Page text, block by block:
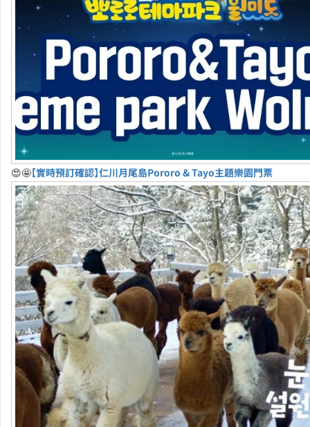
😍🤩【實時預訂確認】仁川月尾島Pororo & Tayo主題樂園門票